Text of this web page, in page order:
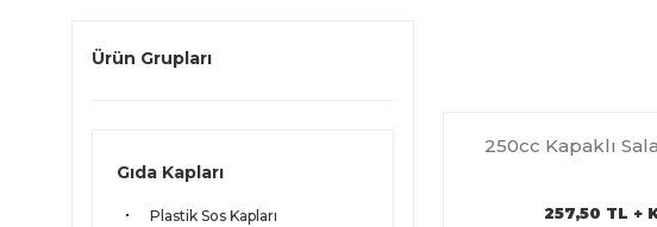
Ürün Grupları
Gıda Kapları
Plastik Sos Kapları
250cc Kapaklı
257,50 TL +